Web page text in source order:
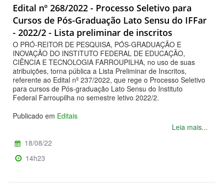
Edital nº 268/2022 - Processo Seletivo para
Cursos de Pós-Graduação Lato Sensu do IFFar
- 2022/2 - Lista preliminar de inscritos
O PRÓ-REITOR DE PESQUISA, PÓS-GRADUAÇÃO E
INOVAÇÃO DO INSTITUTO FEDERAL DE EDUCAÇÃO,
CIÊNCIA E TECNOLOGIA FARROUPILHA, no uso de suas
atribuições, torna pública a Lista Preliminar de Inscritos,
referente ao Edital nº 237/2022, que rege o Processo Seletivo
para cursos de Pós-graduação Lato Sensu do Instituto
Federal Farroupilha no semestre letivo 2022/2.
Publicado em Editais
Leia mais...
18/08/22
14h23